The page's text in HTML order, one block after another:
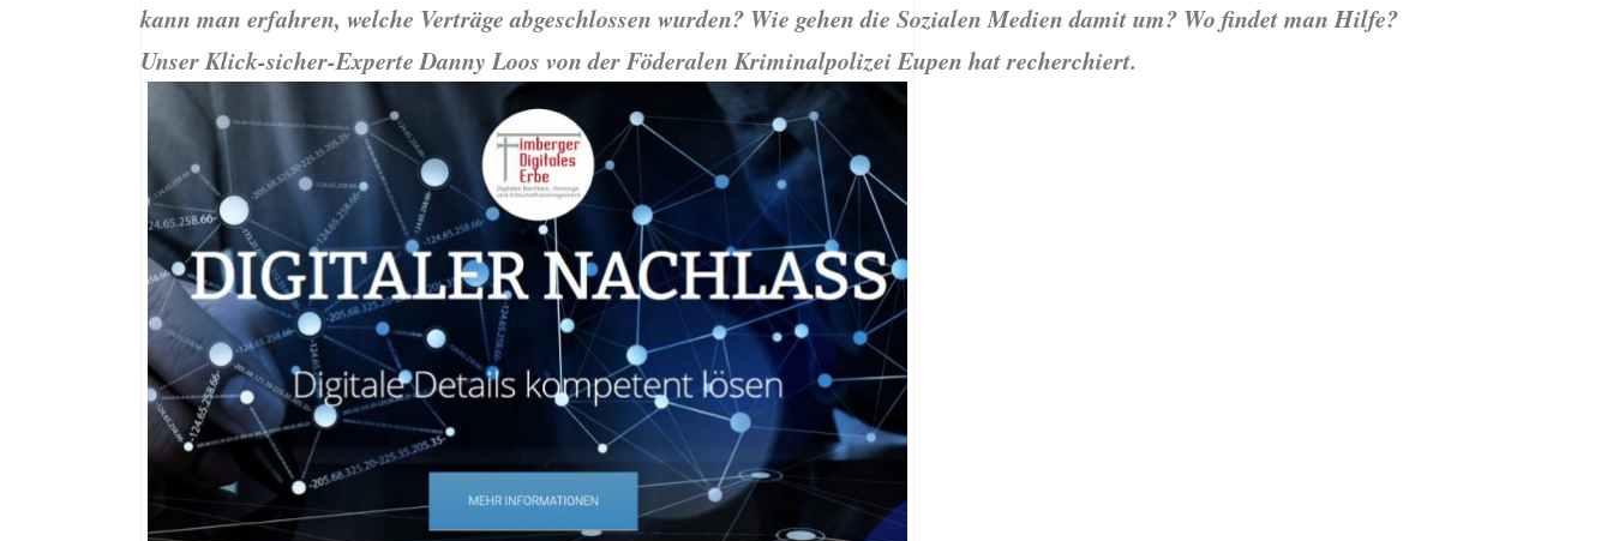
kann man erfahren, welche Verträge abgeschlossen wurden? Wie gehen die Sozialen Medien damit um? Wo findet man Hilfe?
Unser Klick-sicher-Experte Danny Loos von der Föderalen Kriminalpolizei Eupen hat recherchiert.